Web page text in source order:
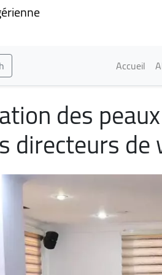
Main
Accueil
des
directeurs